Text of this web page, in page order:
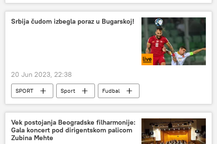
Politika
Srbija čudom izbegla poraz u Bugarskoj!
20 Jun 2023, 22:38
SPORT Sport
Fudbal
Fudbalska reprezentacija Srbije
Vek postojanja Beogradske filharmonije:
Gala koncert pod dirigentskom palicom
Zubina Mehte